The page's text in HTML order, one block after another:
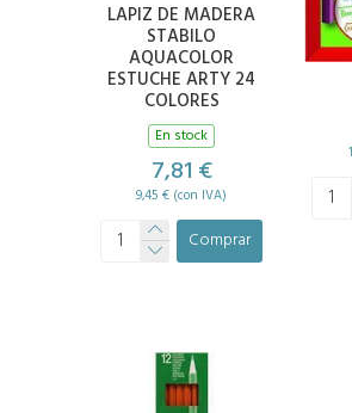
LAPIZ DE MADERA
STABILO
AQUACOLOR
ESTUCHE ARTY 24
COLORES
En stock
7,81 €
9,45 € (con IVA)
Comprar